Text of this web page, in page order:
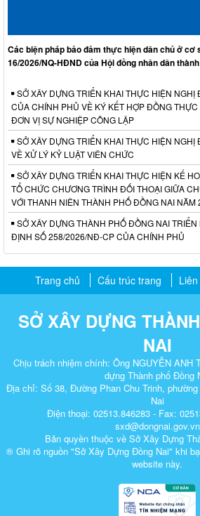
Các biện pháp bảo đảm thực hiện dân chủ ở cơ
16/2026/NQ-HĐND của Hội đồng nhân dân
SỞ XÂY DỰNG TRIỂN KHAI THỰC HIỆN
CỦA CHÍNH PHỦ VỀ KÝ KẾT HỢP ĐỒNG
ĐƠN VỊ SỰ NGHIỆP CÔNG LẬP
SỞ XÂY DỰNG TRIỂN KHAI THỰC HIỆN
VỀ XỬ LÝ KỶ LUẬT VIÊN CHỨC
SỞ XÂY DỰNG TRIỂN KHAI THỰC HIỆN KẾ
TỔ CHỨC CHƯƠNG TRÌNH ĐỐI THOẠI GIỮA
VỚI THANH NIÊN THÀNH PHỐ ĐỒNG NAI NĂM
SỞ XÂY DỰNG THÀNH PHỐ ĐỒNG NAI
ĐỊNH SỐ 258/2026/NĐ-CP CỦA CHÍNH PHỦ
Trang chủ Cấu trúc trang
SỞ XÂY DỰNG
NAI
Chịu trách nhiệm chính: Ông NGUYỄN ANH
dựng Thành phố Đồng
Địa chỉ: Số 38, Đường Phan Chu Trinh,
Nai
Điện thoại: 02513.846283 - Fax:
sxd@dongnai.gov.vn
Bản quyền thuộc về Sở Xây Dựng
® Ghi rõ nguồn "Sở Xây Dựng Đồng Nai" khi
website này.​